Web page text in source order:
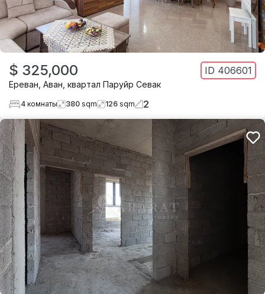
$ 325,000 ID 406601
Ереван Аван квартал Паруйр Севак
4 комнаты 380 sqm 126 sqm 2